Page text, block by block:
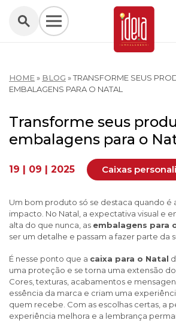
HOME» BLOG »TRANSFORME SEUS
EMBALAGENS PARA O NATAL
Transforme seus
embalagens para o
19 | 09 | 2025 Caixas
Um bom produto só se destaca quando é
impacto. No Natal, a expectativa visual e
alta do que nunca, as embalagens para
ser um detalhe e passam a fazer parte da
É nesse ponto que a caixa para o Natal
uma proteção e se torna uma extensão
Cores, texturas, acabamentos e
essência da marca e criam uma
quem recebe. Com as escolhas certas, a
experiência melhora e a lembrança